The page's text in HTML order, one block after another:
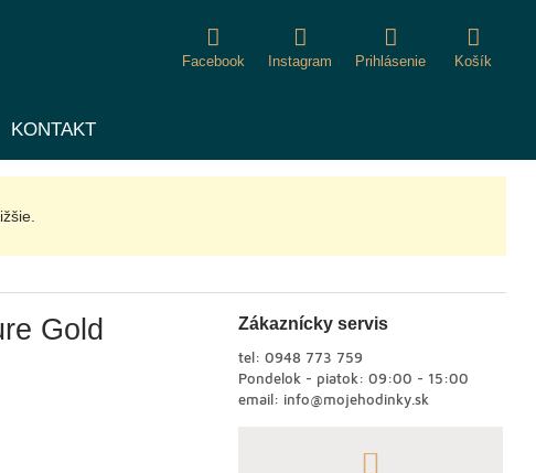
Facebook Instagram Prihlásenie Košík
KONTAKT
Gold
Zákaznícky servis
tel: 0948 773 759
Pondelok - piatok: 09:00 - 15:00
email: info@mojehodinky.sk